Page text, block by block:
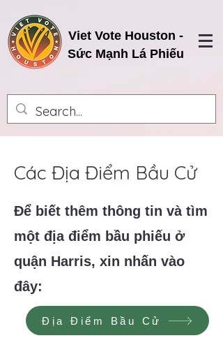
Viet Vote Houston -
Sức Mạnh Lá Phiếu
Các Địa Điểm Bầu Cử
Để biết thêm thông tin và tìm
một địa điểm bầu phiếu ở
quận Harris, xin nhấn vào
đây:
Địa Điểm Bầu Cử